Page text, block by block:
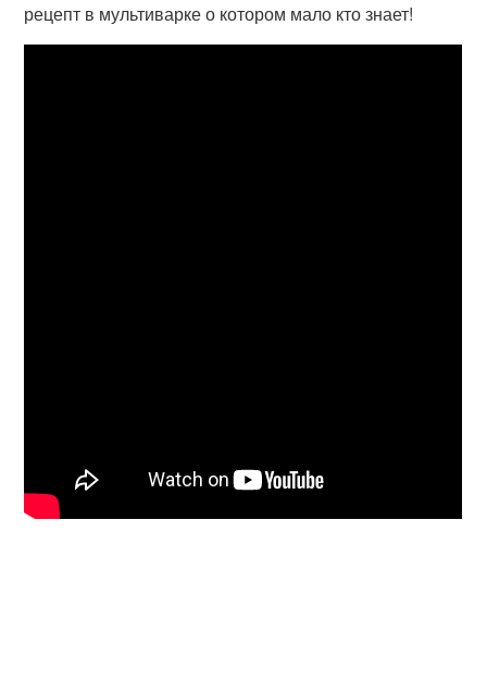
рецепт в мультиварке о котором мало кто знает!